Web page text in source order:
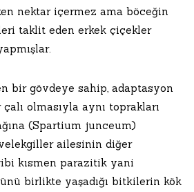
nektar içermez ama böceğin
taklit eden erkek çiçekler
bir gövdeye sahip, adaptasyon
olmasıyla aynı toprakları
(Spartium junceum)
ailesinin diğer
kısmen parazitik yani
birlikte yaşadığı bitkilerin kök